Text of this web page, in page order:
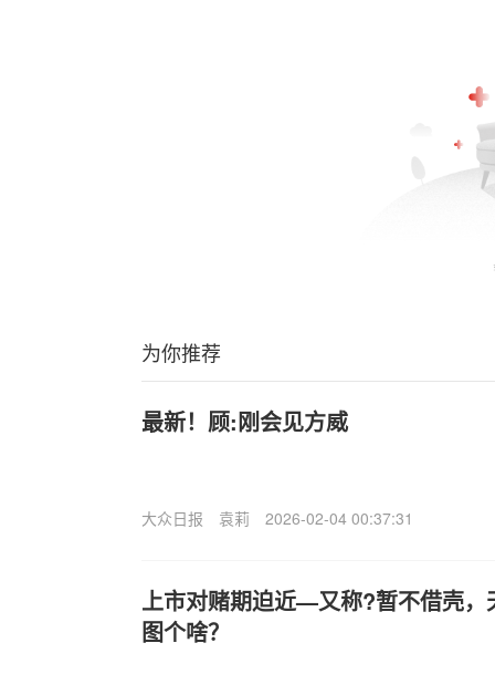
为你推荐
最新！顾:刚会见方威
大众日报 袁莉 2026-02-04 00:37:31
上市对赌期迫近—又称?暂不借壳，
图个啥？